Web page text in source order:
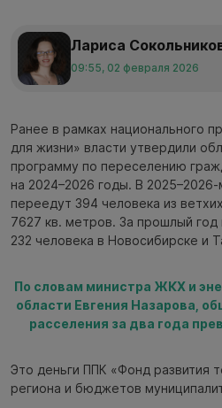
Лариса
09:55, 02 февраля 2026
Ранее в рамках национального
для жизни» власти утвердили
программу по переселению
на 2024–2026 годы. В
переедут 394 человека из
7627 кв. метров. За прошлый год
232 человека в Новосибирске и
По словам министра ЖКХ и
области Евгения Назарова,
расселения за два года
Это деньги ППК «Фонд развития
региона и бюджетов